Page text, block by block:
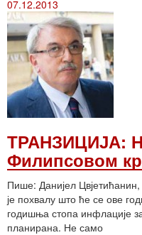
07.12.2013
ТРАНЗИЦИЈА:
Филипсовом
Пише: Данијел Цвјетићанин,
је похвалу што ће се ове
годишња стопа инфлације
планирана. Не само